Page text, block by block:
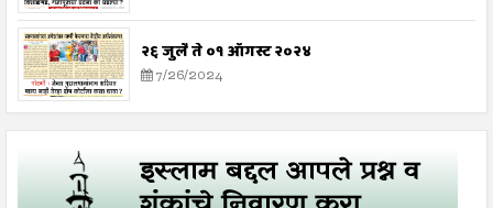
२६ जुलै ते ०१ ऑगस्ट २०२४
7/26/2024